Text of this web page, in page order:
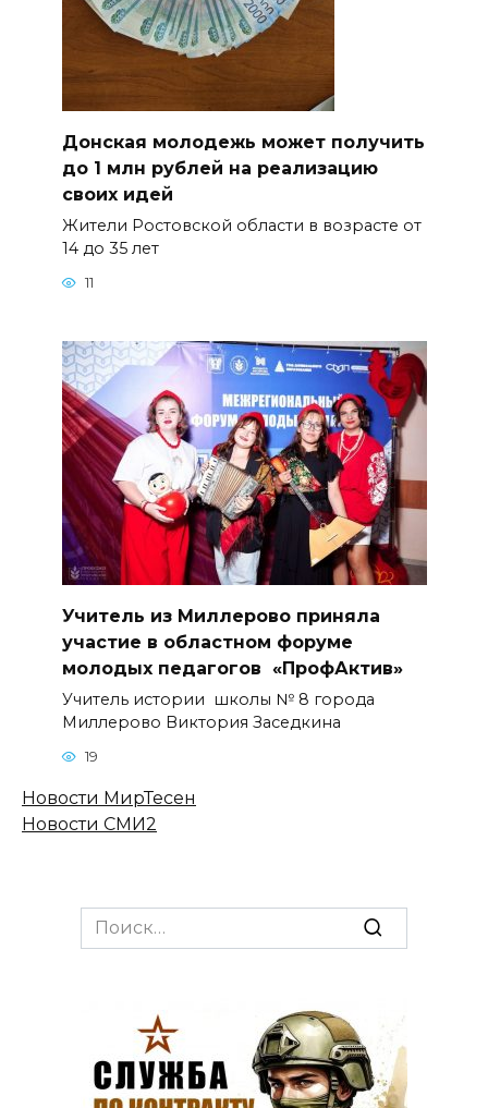
Донская молодежь может получить
до 1 млн рублей на реализацию
своих идей
Жители Ростовской области в возрасте от
14 до 35 лет
11
Учитель из Миллерово приняла
участие в областном форуме
молодых педагогов «ПрофАктив»
Учитель истории школы № 8 города
Миллерово Виктория Заседкина
19
Новости МирТесен
Новости СМИ2
Search
for: